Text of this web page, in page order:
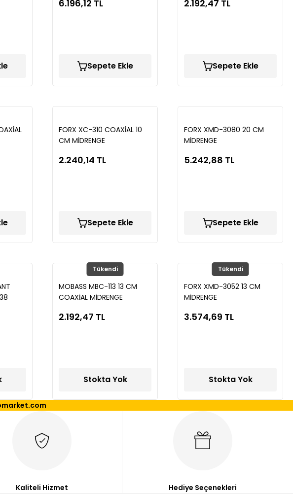
6.196,12 TL
Sepete Ekle
2.192,47 TL
Sepete Ekle
FORX XC-310 COAXİAL 10
CM MİDRENGE
2.240,14 TL
Sepete Ekle
FORX XMD-3080 20 CM
MİDRENGE
5.242,88 TL
Sepete Ekle
Tükendi
MOBASS MBC-113 13 CM
COAXİAL MİDRENGE
2.192,47 TL
Stokta Yok
Tükendi
FORX XMD-3052 13 CM
MİDRENGE
3.574,69 TL
Stokta Yok
Kaliteli Hizmet Hediye Seçenekleri